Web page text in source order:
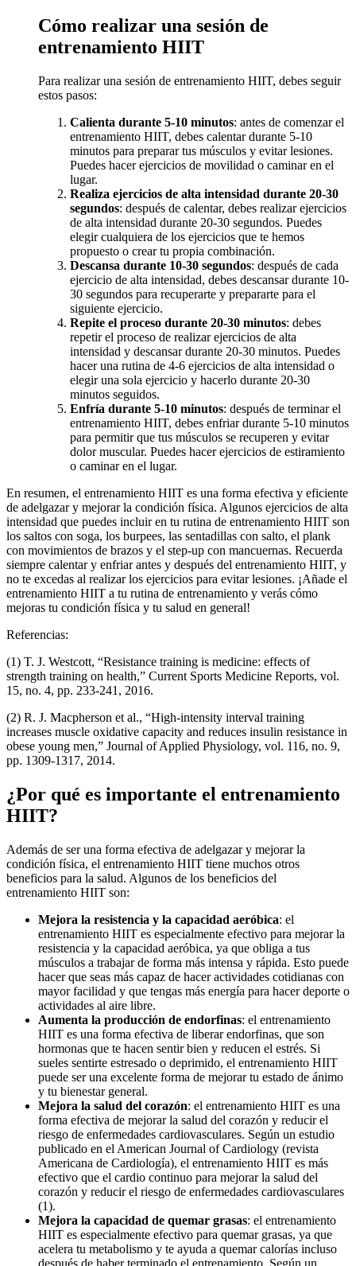
Cómo realizar una sesión de
entrenamiento HIIT
Para realizar una sesión de entrenamiento HIIT, debes seguir
estos pasos:
Calienta durante 5-10 minutos: antes de comenzar el
entrenamiento HIIT, debes calentar durante 5-10
minutos para preparar tus músculos y evitar lesiones.
Puedes hacer ejercicios de movilidad o caminar en el
lugar.
Realiza ejercicios de alta intensidad durante 20-30
segundos: después de calentar, debes realizar ejercicios
de alta intensidad durante 20-30 segundos. Puedes
elegir cualquiera de los ejercicios que te hemos
propuesto o crear tu propia combinación.
Descansa durante 10-30 segundos: después de cada
ejercicio de alta intensidad, debes descansar durante 10-
30 segundos para recuperarte y prepararte para el
siguiente ejercicio.
Repite el proceso durante 20-30 minutos: debes
repetir el proceso de realizar ejercicios de alta
intensidad y descansar durante 20-30 minutos. Puedes
hacer una rutina de 4-6 ejercicios de alta intensidad o
elegir una sola ejercicio y hacerlo durante 20-30
minutos seguidos.
Enfría durante 5-10 minutos: después de terminar el
entrenamiento HIIT, debes enfriar durante 5-10 minutos
para permitir que tus músculos se recuperen y evitar
dolor muscular. Puedes hacer ejercicios de estiramiento
o caminar en el lugar.
En resumen, el entrenamiento HIIT es una forma efectiva y eficiente
de adelgazar y mejorar la condición física. Algunos ejercicios de alta
intensidad que puedes incluir en tu rutina de entrenamiento HIIT son
los saltos con soga, los burpees, las sentadillas con salto, el plank
con movimientos de brazos y el step-up con mancuernas. Recuerda
siempre calentar y enfriar antes y después del entrenamiento HIIT, y
no te excedas al realizar los ejercicios para evitar lesiones. ¡Añade el
entrenamiento HIIT a tu rutina de entrenamiento y verás cómo
mejoras tu condición física y tu salud en general!
Referencias:
(1) T. J. Westcott, “Resistance training is medicine: effects of
strength training on health,” Current Sports Medicine Reports, vol.
15, no. 4, pp. 233-241, 2016.
(2) R. J. Macpherson et al., “High-intensity interval training
increases muscle oxidative capacity and reduces insulin resistance in
obese young men,” Journal of Applied Physiology, vol. 116, no. 9,
pp. 1309-1317, 2014.
¿Por qué es importante el entrenamiento
HIIT?
Además de ser una forma efectiva de adelgazar y mejorar la
condición física, el entrenamiento HIIT tiene muchos otros
beneficios para la salud. Algunos de los beneficios del
entrenamiento HIIT son:
Mejora la resistencia y la capacidad aeróbica: el
entrenamiento HIIT es especialmente efectivo para mejorar la
resistencia y la capacidad aeróbica, ya que obliga a tus
músculos a trabajar de forma más intensa y rápida. Esto puede
hacer que seas más capaz de hacer actividades cotidianas con
mayor facilidad y que tengas más energía para hacer deporte o
actividades al aire libre.
Aumenta la producción de endorfinas: el entrenamiento
HIIT es una forma efectiva de liberar endorfinas, que son
hormonas que te hacen sentir bien y reducen el estrés. Si
sueles sentirte estresado o deprimido, el entrenamiento HIIT
puede ser una excelente forma de mejorar tu estado de ánimo
y tu bienestar general.
Mejora la salud del corazón: el entrenamiento HIIT es una
forma efectiva de mejorar la salud del corazón y reducir el
riesgo de enfermedades cardiovasculares. Según un estudio
publicado en el American Journal of Cardiology (revista
Americana de Cardiología), el entrenamiento HIIT es más
efectivo que el cardio continuo para mejorar la salud del
corazón y reducir el riesgo de enfermedades cardiovasculares
(1).
Mejora la capacidad de quemar grasas: el entrenamiento
HIIT es especialmente efectivo para quemar grasas, ya que
acelera tu metabolismo y te ayuda a quemar calorías incluso
después de haber terminado el entrenamiento. Según un